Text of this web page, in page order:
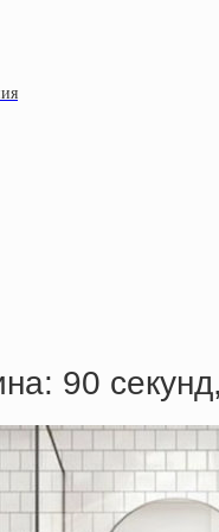
90